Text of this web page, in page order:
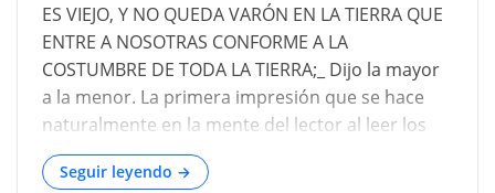
ES VIEJO, Y NO QUEDA VARÓN EN LA TIERRA QUE
ENTRE A NOSOTRAS CONFORME A LA
COSTUMBRE DE TODA LA TIERRA;_ Dijo la mayor
a la menor. La primera impresión que se hace
naturalmente en la mente del lector al leer los
horribles detalles que siguen es que la
sensibilidad moral de las hijas de Lot se había
Seguir leyendo →